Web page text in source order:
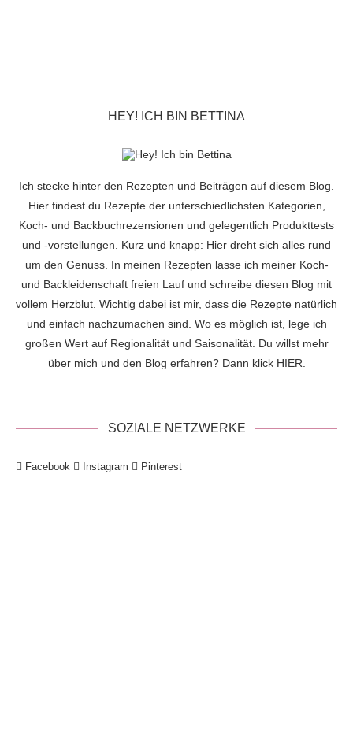
HEY! ICH BIN BETTINA
Ich stecke hinter den Rezepten und Beiträgen auf diesem Blog.
Hier findest du Rezepte der unterschiedlichsten Kategorien,
Koch- und Backbuchrezensionen und gelegentlich Produkttests
und -vorstellungen. Kurz und knapp: Hier dreht sich alles rund
um den Genuss. In meinen Rezepten lasse ich meiner Koch-
und Backleidenschaft freien Lauf und schreibe diesen Blog mit
vollem Herzblut. Wichtig dabei ist mir, dass die Rezepte natürlich
und einfach nachzumachen sind. Wo es möglich ist, lege ich
großen Wert auf Regionalität und Saisonalität. Du willst mehr
über mich und den Blog erfahren? Dann klick HIER
SOZIALE NETZWERKE
Facebook Instagram Pinterest